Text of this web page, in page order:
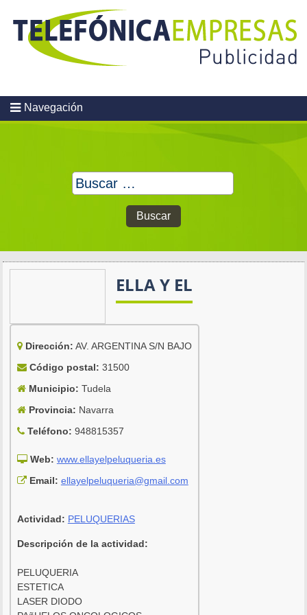
content
Navegación
Buscar:
ELLA Y EL
Dirección: AV. ARGENTINA S/N BAJO
Código postal: 31500
Municipio: Tudela
Provincia: Navarra
Teléfono: 948815357
Web: www.ellayelpeluqueria.es
Email: ellayelpeluqueria@gmail.com
Actividad: PELUQUERIAS
Descripción de la actividad:
PELUQUERIA
ESTETICA
LASER DIODO